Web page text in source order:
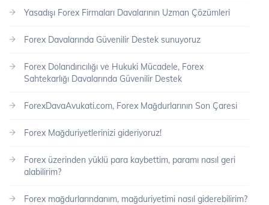
Yasadışı Forex Firmaları Davalarının Uzman Çözümleri
Forex Davalarında Güvenilir Destek sunuyoruz
Forex Dolandırıcılığı ve Hukuki Mücadele, Forex
Sahtekarlığı Davalarında Güvenilir Destek
ForexDavaAvukati.com, Forex Mağdurlarının Son Çaresi
Forex Mağduriyetlerinizi gideriyoruz!
Forex üzerinden yüklü para kaybettim, paramı nasıl geri
alabilirim?
Forex mağdurlarındanım, mağduriyetimi nasıl giderebilirim?